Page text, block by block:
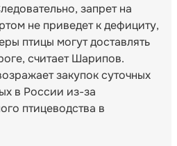
запрет на
не приведет к дефициту,
птицы могут доставлять
считает Шарипов.
закупок суточных
в России из-за
птицеводства в